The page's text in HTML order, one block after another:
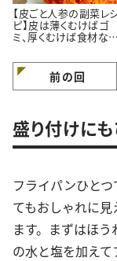
【皮ごと人参の副菜レ
ピ】皮は薄くむけばゴ
ミ、厚くむけば食材なん
のお手軽レシピ
前の回
盛り付けに
フライパンひと
てもおしゃれに
ます。まずはほ
の水と塩を加え